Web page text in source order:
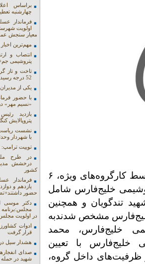
نوای جنوب:پس از بررسی‌های متعدد تخصصی توسط کارگروه‌های ویژه، ۶
خلیج‌فارس شامل
تندگویان و همچنین
مشخص شدندبه
خلیج‌فارس، محمد
خلیج‌فارس با تعیین
ظرفیت‌های داخل گروه،
براساس
چهارشنبه
فرماندار
اولویت
معیار سنجش
مهم‌ترین
انتصاب و
پتروشیمی
تاخت و تاز
52 درجه رسید
یکی از
با حضور
«نسیم مهر»
بازدید
پتروپالایش
نشست ریاست
با شهردار
توییت
در طرح
درخشش
کشور
یازدهم و
حضور
دکتر موسی
مجلس:برنامه
در اولویت
ادوات
قرار گرفت
هشدار سیل در ۴ استان جنوبی کشور
شهید در